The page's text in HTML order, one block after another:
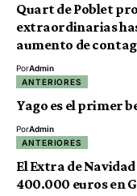
Quart de Poblet
extraordinarias
aumento de
PorAdmin
ANTERIORES
Yago es el primer
PorAdmin
ANTERIORES
El Extra de
400.000 euros en